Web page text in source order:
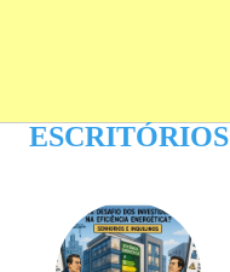
ESCRITÓRIOS